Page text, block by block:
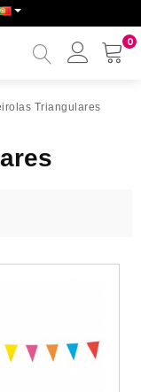
0
Minha
Triangulares